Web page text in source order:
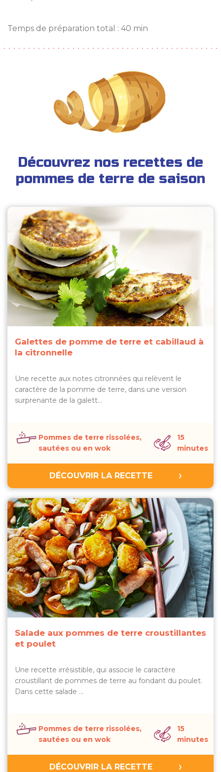
Temps de préparation total : 40 min
Découvrez nos recettes de
pommes de terre de saison
Galettes de pomme de terre et cabillaud à
la citronnelle
Une recette aux notes citronnées qui relèvent le
caractère de la pomme de terre, dans une version
surprenante de la galett…
Pommes de terre rissolées,
sautées ou en wok
15
minutes
DÉCOUVRIR LA RECETTE
Salade aux pommes de terre croustillantes
et poulet
Une recette irrésistible, qui associe le caractère
croustillant de pommes de terre au fondant du poulet.
Dans cette salade …
Pommes de terre rissolées,
sautées ou en wok
15
minutes
DÉCOUVRIR LA RECETTE